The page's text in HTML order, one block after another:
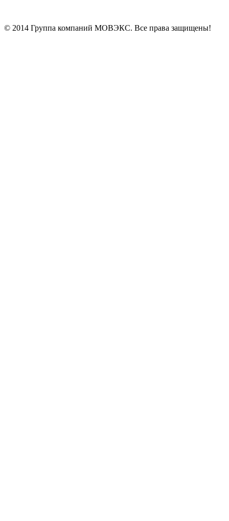
© 2014 Группа компаний МОВЭКС. Все права защищены!